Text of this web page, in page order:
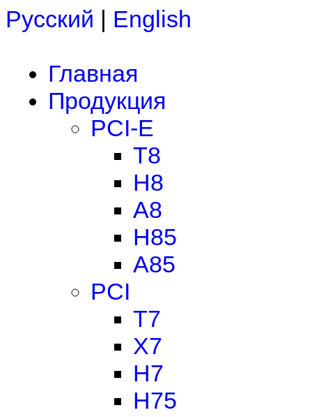
Русский | English
Главная
Продукция
PCI-E
T8
H8
A8
H85
A85
PCI
T7
X7
H7
H75